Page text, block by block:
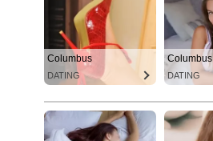
Columbus
DATING
Columbus
DATING